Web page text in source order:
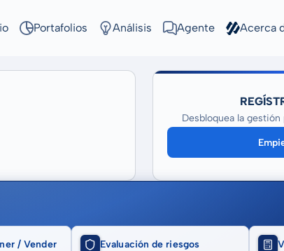
Portafolios Análisis Agente Acerca
Desbloquea la
/ Vender
Evaluación de riesgos